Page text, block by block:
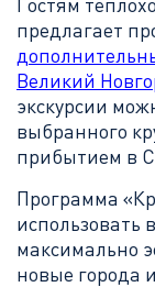
предлагает
Великий
экскурсии
выбранного
прибытием в
Программа
использовать
максимально
новые города